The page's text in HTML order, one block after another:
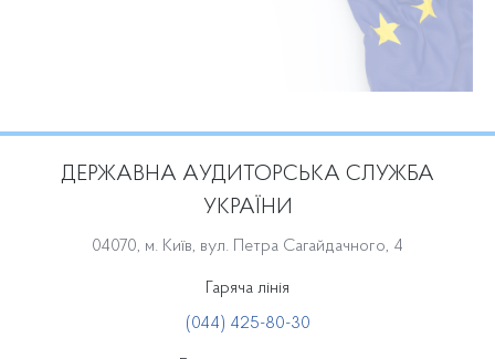
ДЕРЖАВНА АУДИТОРСЬКА СЛУЖБА
УКРАЇНИ
04070, м. Київ, вул. Петра Сагайдачного, 4
Гаряча лінія
(044) 425-80-30